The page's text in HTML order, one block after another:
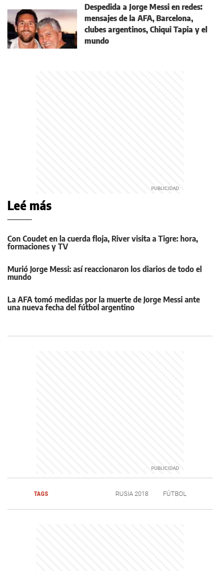
Despedida a Jorge Messi en redes:
mensajes de la AFA, Barcelona,
clubes argentinos, Chiqui Tapia y el
mundo
Leé más
Con Coudet en la cuerda floja, River visita a Tigre: hora,
formaciones y TV
Murió Jorge Messi: así reaccionaron los diarios de todo el
mundo
La AFA tomó medidas por la muerte de Jorge Messi ante
una nueva fecha del fútbol argentino
TAGS RUSIA 2018 FÚTBOL